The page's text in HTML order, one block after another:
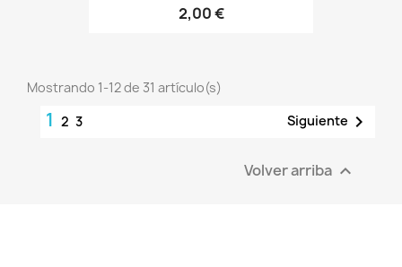
2,00 €
Mostrando 1-12 de 31 artículo(s)
1 2 3 Siguiente 
Volver arriba 